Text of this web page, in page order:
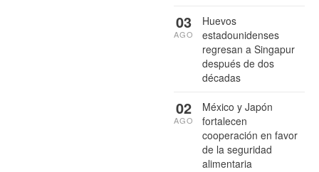
Huevos
estadounidenses
regresan a Singapur
después de dos
décadas
03
AGO
México y Japón
fortalecen
cooperación en favor
de la seguridad
alimentaria
02
AGO